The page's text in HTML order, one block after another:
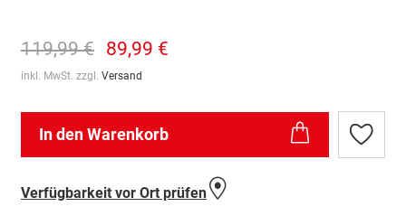
119,99 € 89,99 €
inkl. MwSt. zzgl. Versand
In den Warenkorb
Zur
Verfügbarkeit vor Ort prüfen